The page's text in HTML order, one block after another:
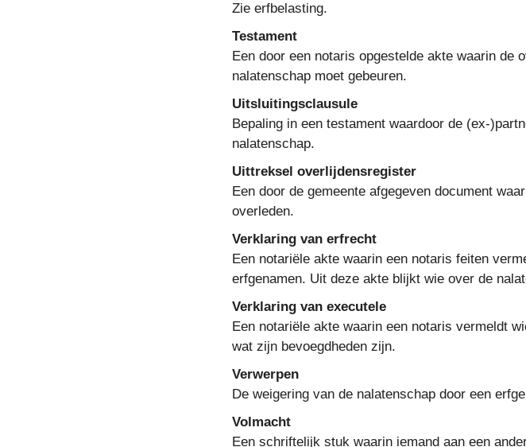
Zie erfbelasting.
Testament
Een door een notaris opgestelde akte waarin de
nalatenschap moet gebeuren.
Uitsluitingsclausule
Bepaling in een testament waardoor de (ex-
nalatenschap.
Uittreksel overlijdensregister
Een door de gemeente afgegeven document
overleden.
Verklaring van erfrecht
Een notariële akte waarin een notaris feiten
erfgenamen. Uit deze akte blijkt wie over de
Verklaring van executele
Een notariële akte waarin een notaris vermeldt
wat zijn bevoegdheden zijn.
Verwerpen
De weigering van de nalatenschap door een
Volmacht
Een schriftelijk stuk waarin iemand aan een